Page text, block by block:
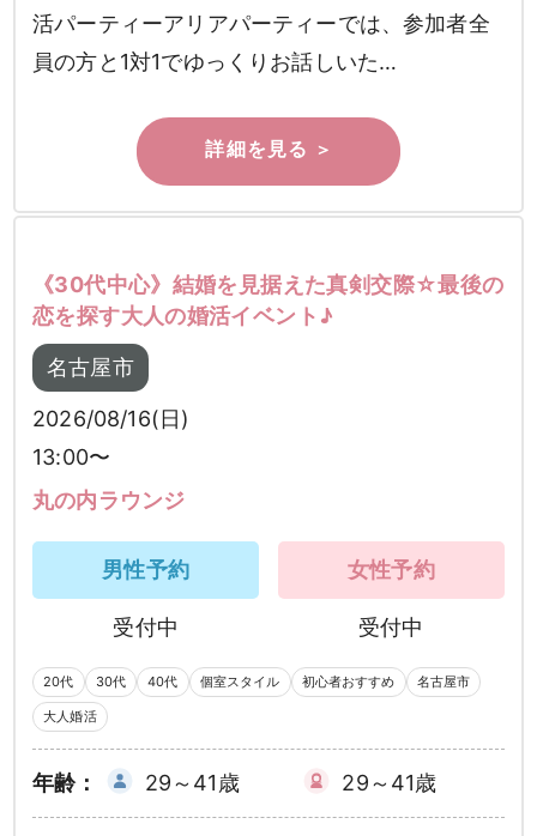
活パーティーアリアパーティーでは、参加者全
員の方と1対1でゆっくりお話しいた…
《30代中心》結婚を見据えた真剣交際☆最後の
恋を探す大人の婚活イベント♪
名古屋市
2026/08/16(日)
13:00〜
丸の内ラウンジ
男性予約
受付中
女性予約
受付中
20代 30代 40代 個室スタイル 初心者おすすめ 名古屋市
大人婚活
年齢： 29～41歳 29～41歳